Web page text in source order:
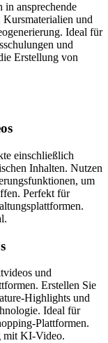
ansprechende
und
Ideal für
und
Erstellung von
einschließlich
Inhalten. Nutzen
um
Perfekt für
und
Erstellen Sie
Highlights und
Ideal für
Plattformen.
mit KI-Video.